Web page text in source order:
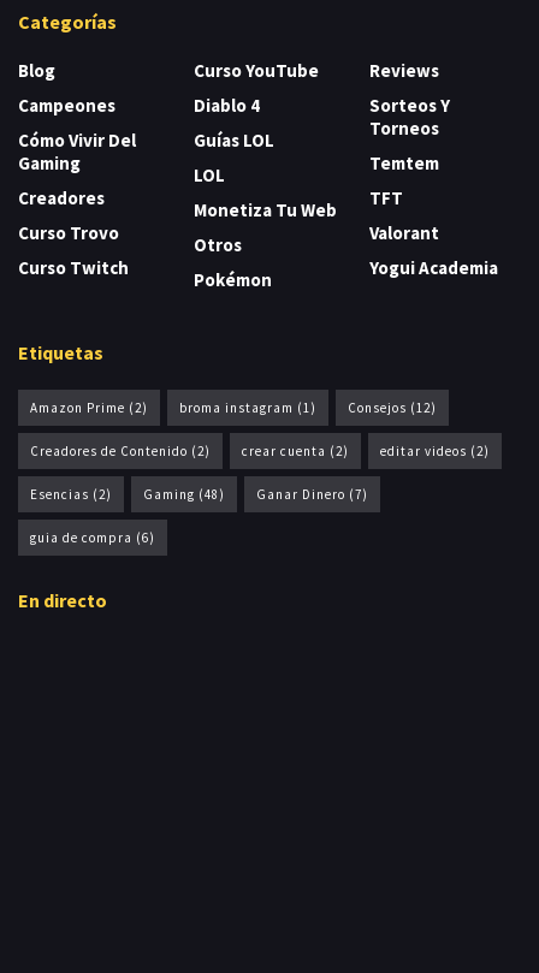
Categorías
Blog
Campeones
Cómo Vivir Del
Gaming
Creadores
Curso Trovo
Curso Twitch
Curso YouTube
Diablo 4
Guías LOL
LOL
Monetiza Tu Web
Otros
Pokémon
Reviews
Sorteos Y
Torneos
Temtem
TFT
Valorant
Yogui Academia
Etiquetas
Amazon Prime (2) broma instagram (1) Consejos (12)
Creadores de Contenido (2) crear cuenta (2) editar videos (2)
Esencias (2) Gaming (48) Ganar Dinero (7)
guia de compra (6)
En directo